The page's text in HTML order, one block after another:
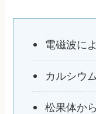
電磁波に
カルシウ
松果体か